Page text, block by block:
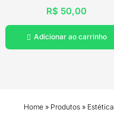
R$ 50,00
 Adicionar ao carrinho
Home» Produtos» Estética